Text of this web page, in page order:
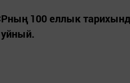
100 еллык